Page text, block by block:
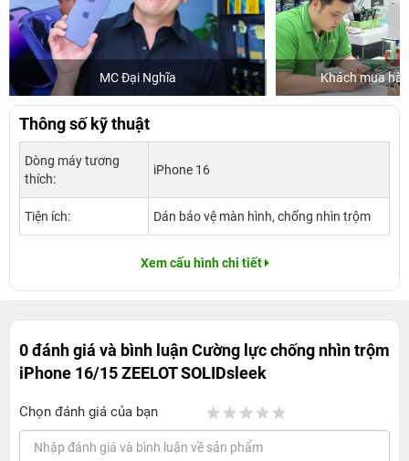
MC Đại Nghĩa Khách mua
Thông số kỹ thuật
Dòng máy tương
thích:
iPhone 16
Tiện ích: Dán bảo vệ màn hình, chống nhìn trộm
Xem cấu hình chi tiết
0 đánh giá và bình luậnCường lực chống nhìn trộm
iPhone 16/15 ZEELOT SOLIDsleek
Chọn đánh giá của bạn